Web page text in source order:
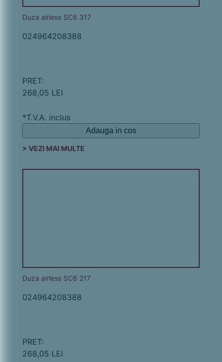
Duza airless SC6 317
024964208388
PRET:
268,05 LEI
*T.V.A. inclus
Adauga in cos
> VEZI MAI MULTE
Duza airless SC6 217
024964208388
PRET:
268,05 LEI